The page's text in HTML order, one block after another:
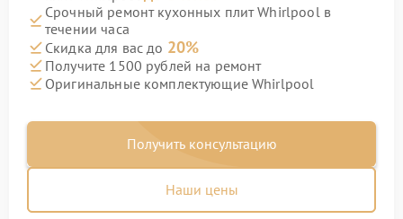
Срочный ремонт кухонных плит Whirlpool в
течении часа
Скидка для вас до 20%
Получите 1500 рублей на ремонт
Оригинальные комплектующие Whirlpool
Получить консультацию
Наши цены